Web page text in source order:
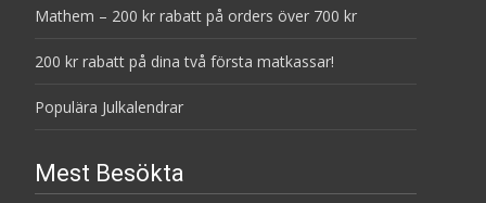
Mathem – 200 kr rabatt på orders över 700 kr
200 kr rabatt på dina två första matkassar!
Populära Julkalendrar
Mest Besökta